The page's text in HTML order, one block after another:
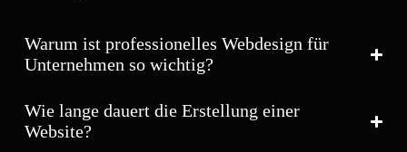
Warum ist professionelles Webdesign für
Unternehmen so wichtig?
Wie lange dauert die Erstellung einer
Website?